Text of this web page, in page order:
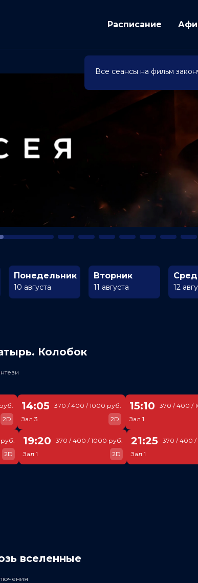
Расписание
Понедельник
10 августа
Вторник
11 августа 12
Колобок
2D
14:05
Зал 3
370 / 400 / 1000 руб.
2D
15:10
Зал 1
370 / 400 /
2D
19:20
Зал 1
370 / 400 / 1000 руб.
2D
21:25
Зал 1
370 / 400 /
вселенные
Все сеансы на фильм